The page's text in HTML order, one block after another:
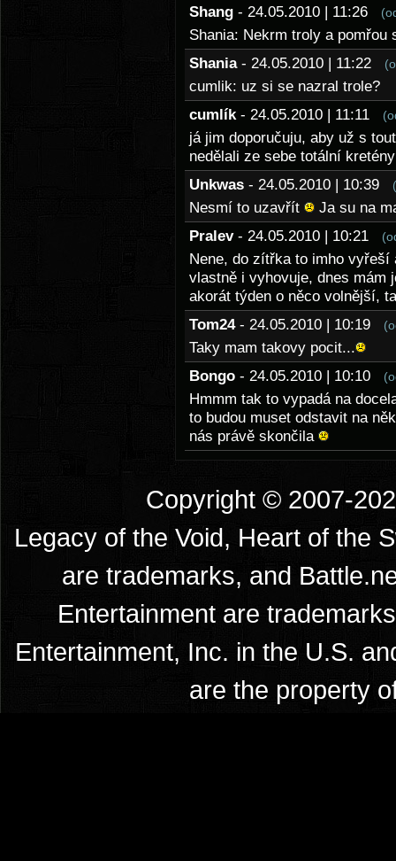
Shang - 24.05.2010 | 11:26
Shania: Nekrm troly a pomřou
Shania - 24.05.2010 | 11:22
cumlik: uz si se nazral trole?
cumlík - 24.05.2010 | 11:11
já jim doporučuju, aby už s
nedělali ze sebe totální kretény
Unkwas - 24.05.2010 | 10:39
Nesmí to uzavřít
Ja su na
Pralev - 24.05.2010 | 10:21
Nene, do zítřka to imho vyřeší
vlastně i vyhovuje, dnes mám
akorát týden o něco volnější,
Tom24 - 24.05.2010 | 10:19
Taky mam takovy pocit...
Bongo - 24.05.2010 | 10:10
Hmmm tak to vypadá na
to budou muset odstavit na
nás právě skončila
Copyright © 2007-
Legacy of the Void, Heart of the
are trademarks, and
Entertainment are
Entertainment, Inc. in the U.S.
are the property